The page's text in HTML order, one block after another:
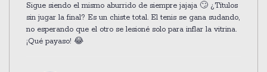
Sigue siendo el mismo aburrido de siempre jajaja 🙄 ¿Títulos
sin jugar la final? Es un chiste total. El tenis se gana sudando,
no esperando que el otro se lesioné solo para inflar la vitrina.
¡Qué payaso! 😂